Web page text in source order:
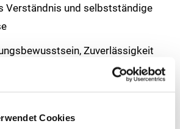
Cookies
Verständnis und selbstständige
Zuverlässigkeit
und lösungsorientierte Denkweise